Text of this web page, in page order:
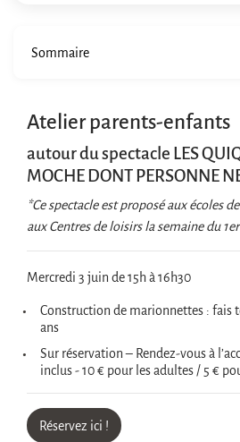
Sommaire
Atelier parents-enfants
autour du spectacle LES
MOCHE DONT PERSONNE
*Ce spectacle est proposé aux écoles
aux Centres de loisirs la semaine du
Mercredi 3 juin de 15h à 16h30
Construction de marionnettes : fais
ans
Sur réservation – Rendez-vous à
inclus - 10 € pour les adultes / 5 €
Réservez ici !